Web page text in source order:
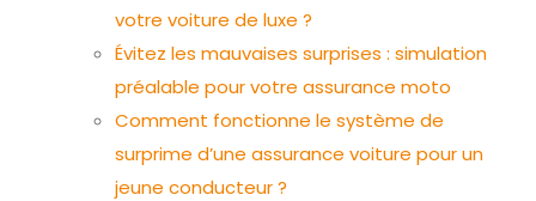
votre voiture de luxe ?
Évitez les mauvaises surprises : simulation
préalable pour votre assurance moto
Comment fonctionne le système de
surprime d’une assurance voiture pour un
jeune conducteur ?